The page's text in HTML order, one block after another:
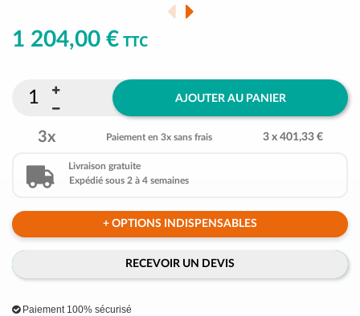
1 204,00 € TTC
AJOUTER AU PANIER
3x Paiement en 3x sans frais 3 x 401,33 €
Livraison gratuite
Expédié sous 2 à 4 semaines
+ OPTIONS INDISPENSABLES
RECEVOIR UN DEVIS
Paiement 100% sécurisé